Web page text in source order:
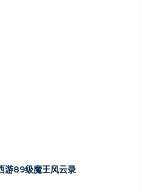
游89级魔王风云录